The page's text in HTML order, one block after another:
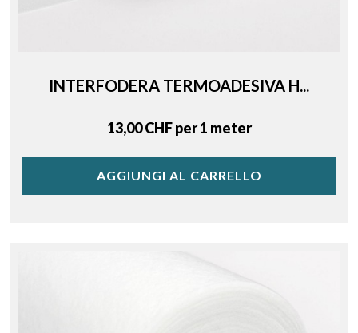
INTERFODERA TERMOADESIVA H...
Price
13,00 CHF per 1 meter
AGGIUNGI AL CARRELLO